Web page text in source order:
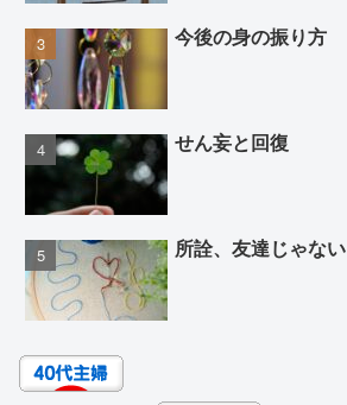
今後の身の振り方
せん妄と回復
所詮、友達じゃない